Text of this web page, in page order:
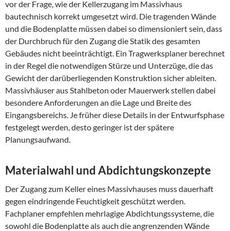
vor der Frage, wie der Kellerzugang im Massivhaus
bautechnisch korrekt umgesetzt wird. Die tragenden Wände
und die Bodenplatte müssen dabei so dimensioniert sein, dass
der Durchbruch für den Zugang die Statik des gesamten
Gebäudes nicht beeinträchtigt. Ein Tragwerksplaner berechnet
in der Regel die notwendigen Stürze und Unterzüge, die das
Gewicht der darüberliegenden Konstruktion sicher ableiten.
Massivhäuser aus Stahlbeton oder Mauerwerk stellen dabei
besondere Anforderungen an die Lage und Breite des
Eingangsbereichs. Je früher diese Details in der Entwurfsphase
festgelegt werden, desto geringer ist der spätere
Planungsaufwand.
Materialwahl und Abdichtungskonzepte
Der Zugang zum Keller eines Massivhauses muss dauerhaft
gegen eindringende Feuchtigkeit geschützt werden.
Fachplaner empfehlen mehrlagige Abdichtungssysteme, die
sowohl die Bodenplatte als auch die angrenzenden Wände